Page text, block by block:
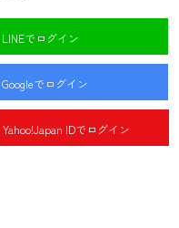
LINEでログイン
Googleでログイン
Yahoo!Japan IDでログイン